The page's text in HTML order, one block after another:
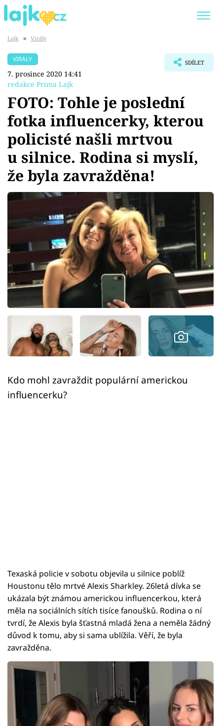
SHOPAHOLICADEL
Témata
Showbyznys
Youtubeři
Virály
Sex a vztahy
Videa
Sledujte prima+
Přihlášení
Sledujte nás
Lajk ■ Virály
VIRÁLY
7. prosince 2020 14:41
redakce Prima Lajk
SDÍLET
FOTO: Tohle je poslední
fotka influencerky, kterou
policisté našli mrtvou
u silnice. Rodina si myslí,
že byla zavražděna!
Kdo mohl zavraždit populární americkou
influencerku?
Texaská policie v sobotu objevila u silnice poblíž
Houstonu tělo mrtvé Alexis Sharkley. 26letá dívka se
ukázala být známou americkou influencerkou, která
měla na sociálních sítích tisíce fanoušků. Rodina o ní
tvrdí, že Alexis byla šťastná mladá žena a neměla žádný
důvod k tomu, aby si sama ublížila. Věří, že byla
zavražděna.